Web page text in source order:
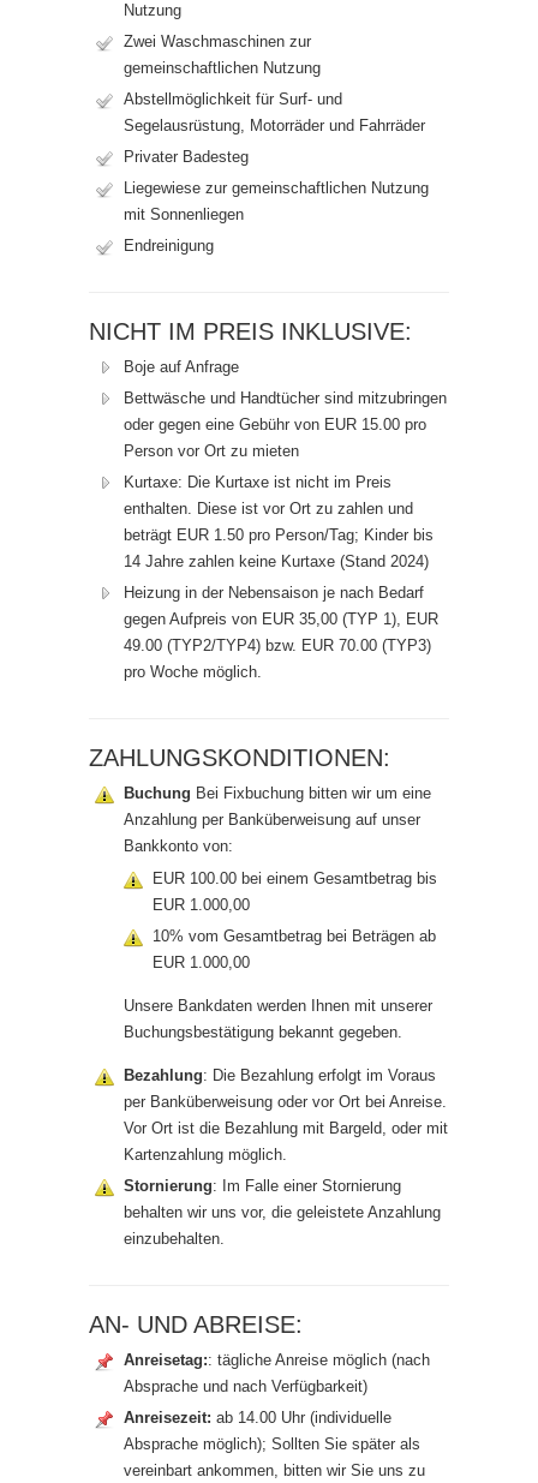
Nutzung
Zwei Waschmaschinen zur
gemeinschaftlichen Nutzung
Abstellmöglichkeit für Surf- und
Segelausrüstung, Motorräder und Fahrräder
Privater Badesteg
Liegewiese zur gemeinschaftlichen Nutzung
mit Sonnenliegen
Endreinigung
NICHT IM PREIS INKLUSIVE:
Boje auf Anfrage
Bettwäsche und Handtücher sind mitzubringen
oder gegen eine Gebühr von EUR 15.00 pro
Person vor Ort zu mieten
Kurtaxe: Die Kurtaxe ist nicht im Preis
enthalten. Diese ist vor Ort zu zahlen und
beträgt EUR 1.50 pro Person/Tag; Kinder bis
14 Jahre zahlen keine Kurtaxe (Stand 2024)
Heizung in der Nebensaison je nach Bedarf
gegen Aufpreis von EUR 35,00 (TYP 1), EUR
49.00 (TYP2/TYP4) bzw. EUR 70.00 (TYP3)
pro Woche möglich.
ZAHLUNGSKONDITIONEN:
Buchung Bei Fixbuchung bitten wir um eine
Anzahlung per Banküberweisung auf unser
Bankkonto von:
EUR 100.00 bei einem Gesamtbetrag bis
EUR 1.000,00
10% vom Gesamtbetrag bei Beträgen ab
EUR 1.000,00
Unsere Bankdaten werden Ihnen mit unserer
Buchungsbestätigung bekannt gegeben.
Bezahlung: Die Bezahlung erfolgt im Voraus
per Banküberweisung oder vor Ort bei Anreise.
Vor Ort ist die Bezahlung mit Bargeld, oder mit
Kartenzahlung möglich.
Stornierung: Im Falle einer Stornierung
behalten wir uns vor, die geleistete Anzahlung
einzubehalten.
AN- UND ABREISE:
Anreisetag:: tägliche Anreise möglich (nach
Absprache und nach Verfügbarkeit)
Anreisezeit: ab 14.00 Uhr (individuelle
Absprache möglich); Sollten Sie später als
vereinbart ankommen, bitten wir Sie uns zu